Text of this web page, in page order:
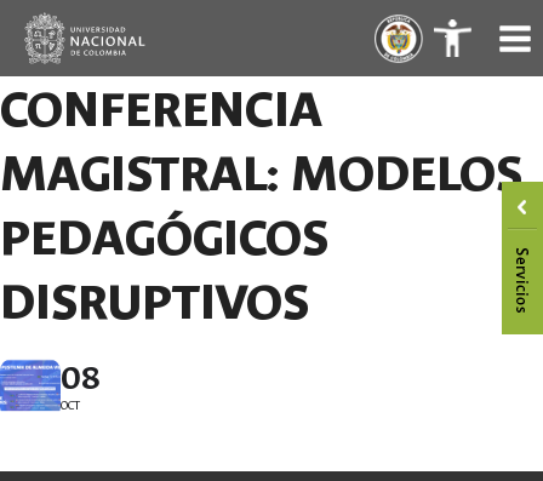
Saltar
contenido
. .
CONFERENCIA
MAGISTRAL: MODELOS
PEDAGÓGICOS
DISRUPTIVOS
08
OCT